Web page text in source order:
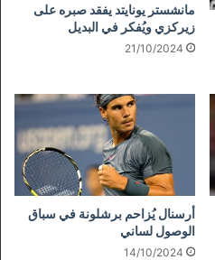
مانشستر يونايتد يفقد صبره على
زيركزي ويُفكر في البديل
21/10/2024
أرسنال يُزاحم برشلونة في سباق
الوصول لساني
14/10/2024